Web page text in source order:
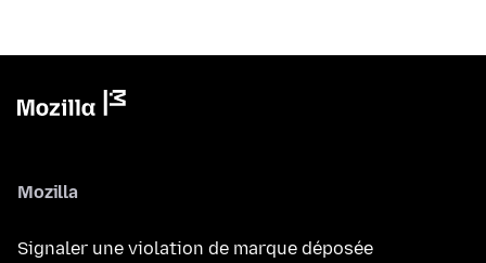
Mozilla
Signaler une violation de marque déposée